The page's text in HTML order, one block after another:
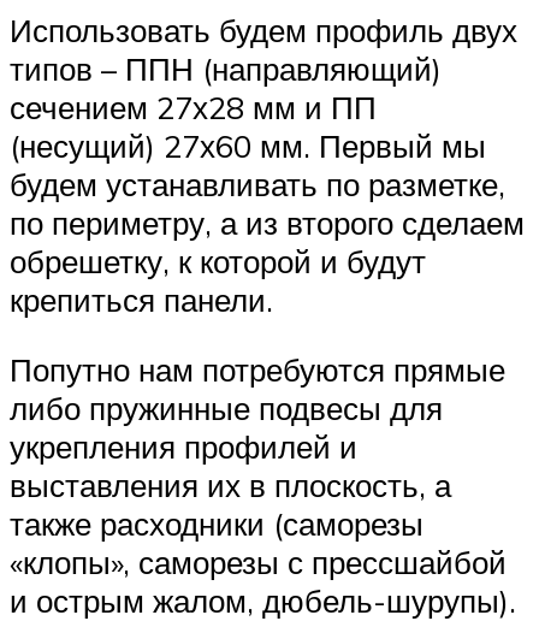
Использовать будем профиль двух
типов – ППН (направляющий)
сечением 27х28 мм и ПП
(несущий) 27х60 мм. Первый мы
будем устанавливать по разметке,
по периметру, а из второго сделаем
обрешетку, к которой и будут
крепиться панели.
Попутно нам потребуются прямые
либо пружинные подвесы для
укрепления профилей и
выставления их в плоскость, а
также расходники (саморезы
«клопы», саморезы с прессшайбой
и острым жалом, дюбель-шурупы).